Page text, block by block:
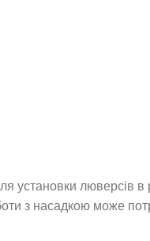
люверсів в
з насадкою може